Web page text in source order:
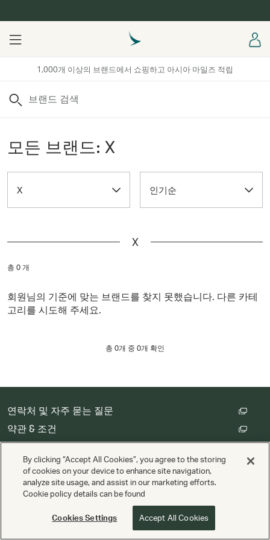
1,000개 이상의 브랜드에서 쇼핑하고 아시아 마일즈 적립
Menu
검색
모든 브랜드: X
X 인기순
X
총 0 개
회원님의 기준에 맞는 브랜드를 찾지 못했습니다. 다른 카테
고리를 시도해 주세요.
총 0개 중 0개 확인
연락처 및 자주 묻는 질문
약관 & 조건
쿠키 설정
저작권 © Cathay Pacific Airways Limited 國泰航空有限公司
Valuedynamx제공
By clicking “Accept All Cookies”, you agree to the storing
of cookies on your device to enhance site navigation,
analyze site usage, and assist in our marketing efforts.
Cookie policy details can be found
Cookies Settings Accept All Cookies